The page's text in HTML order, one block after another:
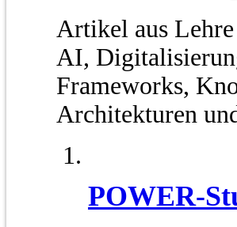
Artikel aus
AI,
Frameworks,
Architekturen
POWER-